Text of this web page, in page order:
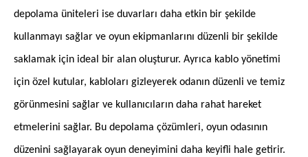
depolama üniteleri ise duvarları daha etkin bir şekilde
kullanmayı sağlar ve oyun ekipmanlarını düzenli bir şekilde
saklamak için ideal bir alan oluşturur. Ayrıca kablo yönetimi
için özel kutular, kabloları gizleyerek odanın düzenli ve temiz
görünmesini sağlar ve kullanıcıların daha rahat hareket
etmelerini sağlar. Bu depolama çözümleri, oyun odasının
düzenini sağlayarak oyun deneyimini daha keyifli hale getirir.